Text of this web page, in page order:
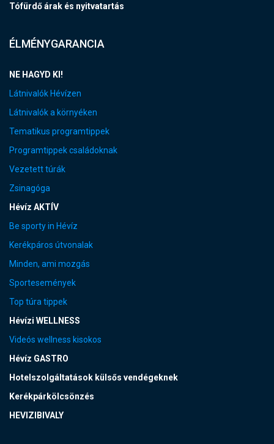
Tófürdő árak és nyitvatartás
ÉLMÉNYGARANCIA
NE HAGYD KI!
Látnivalók Hévízen
Látnivalók a környéken
Tematikus programtippek
Programtippek családoknak
Vezetett túrák
Zsinagóga
Hévíz AKTÍV
Be sporty in Hévíz
Kerékpáros útvonalak
Minden, ami mozgás
Sportesemények
Top túra tippek
Hévízi WELLNESS
Videós wellness kisokos
Hévíz GASTRO
Hotelszolgáltatások külsős vendégeknek
Kerékpárkölcsönzés
HEVIZIBIVALY